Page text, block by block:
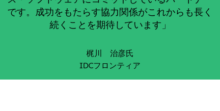
です。成功をもたらす協力関係がこれからも長く
続くことを期待しています」
梶川 治彦氏
IDCフロンティア